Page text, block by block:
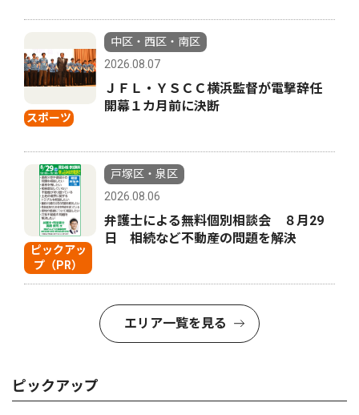
スポーツ
中区・西区・南区
2026.08.07
ＪＦＬ・ＹＳＣＣ横浜監督が電撃辞任
開幕１カ月前に決断
ピックアッ
プ（PR）
戸塚区・泉区
2026.08.06
弁護士による無料個別相談会 ８月29
日 相続など不動産の問題を解決
エリア一覧を見る
ピックアップ